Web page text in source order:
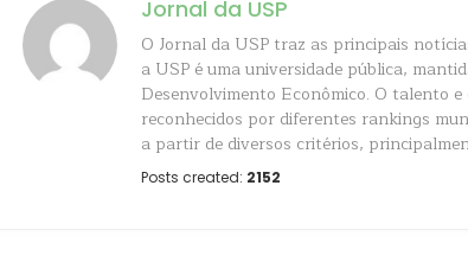
Jornal da USP
O Jornal da USP traz as principais
a USP é uma universidade pública,
Desenvolvimento Econômico. O talento
reconhecidos por diferentes rankings
a partir de diversos critérios,
Posts created: 2152